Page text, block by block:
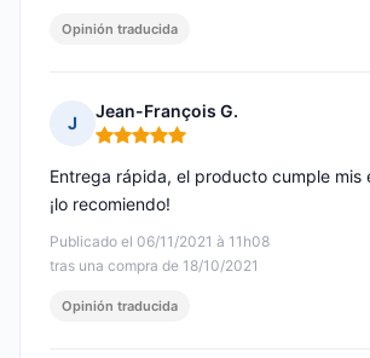
Opinión traducida
J
Jean-François G.
Nota: 5 de 5
Publicado el 06/11/2021 à 11h08
tras una compra de 18/10/2021
Entrega rápida, el producto cumple mis
¡lo recomiendo!
Opinión traducida